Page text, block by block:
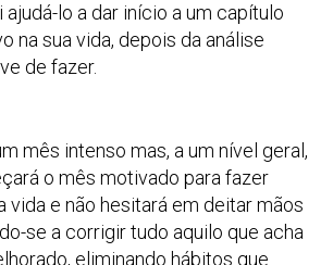
ajudá-lo a dar início a um capítulo
na sua vida, depois da análise
de fazer.
mês intenso mas, a um nível geral,
o mês motivado para fazer
vida e não hesitará em deitar mãos
se a corrigir tudo aquilo que acha
eliminando hábitos que